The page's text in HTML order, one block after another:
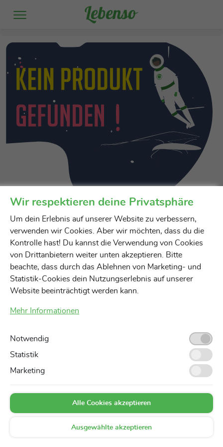
Wir respektieren deine Privatsphäre
Um dein Erlebnis auf unserer Website zu verbessern,
verwenden wir Cookies. Aber wir möchten, dass du die
Kontrolle hast! Du kannst die Verwendung von Cookies
von Drittanbietern weiter unten akzeptieren. Bitte
beachte, dass durch das Ablehnen von Marketing- und
Statistik-Cookies dein Nutzungserlebnis auf unserer
Website beeinträchtigt werden kann.
Mehr Informationen
Notwendig
Statistik
Marketing
Alle Cookies akzeptieren
Ausgewählte akzeptieren